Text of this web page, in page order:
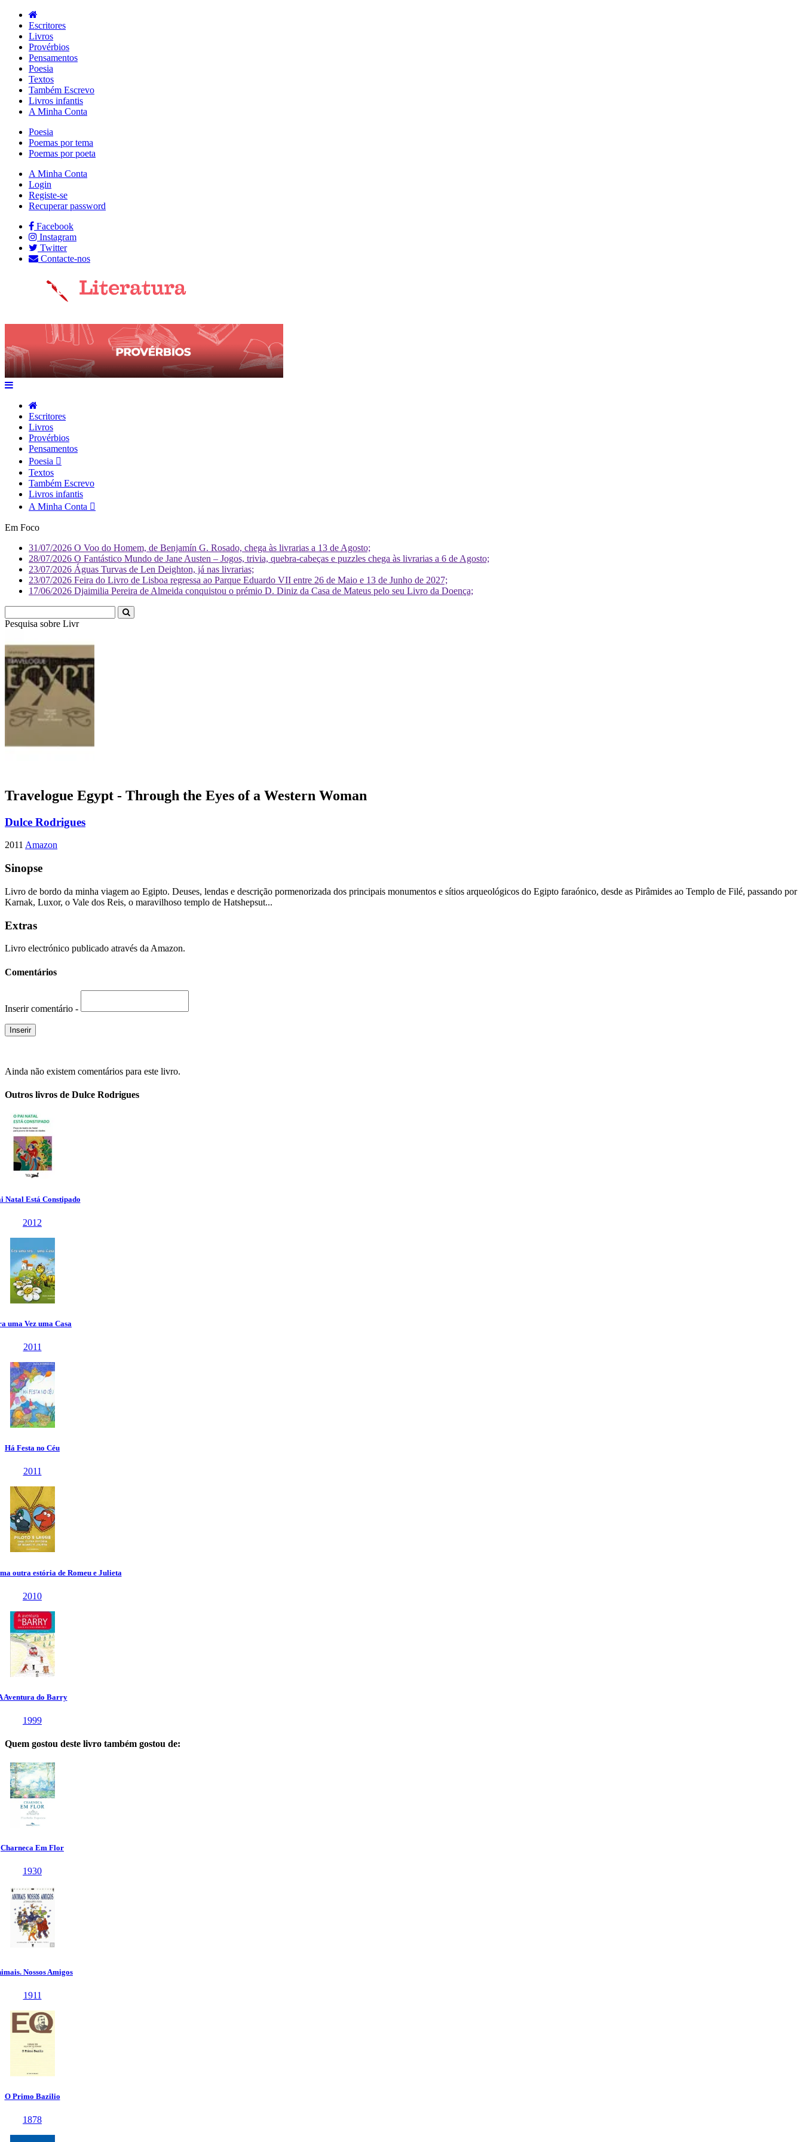
Escritores
Livros
Provérbios
Pensamentos
Poesia
Textos
Também Escrevo
Livros infantis
A Minha Conta
Poesia
Poemas por tema
Poemas por poeta
A Minha Conta
Login
Registe-se
Recuperar password
Facebook
Instagram
Twitter
Contacte-nos
Escritores
Livros
Provérbios
Pensamentos
Poesia
Textos
Também Escrevo
Livros infantis
A Minha Conta
Em Foco
31/07/2026 O Voo do Homem, de Benjamín G. Rosado, chega às livrarias a 13 de Agosto;
28/07/2026 O Fantástico Mundo de Jane Austen – Jogos, trivia, quebra-cabeças e puzzles chega às livrarias a 6 de Agosto;
23/07/2026 Águas Turvas de Len Deighton, já nas livrarias;
23/07/2026 Feira do Livro de Lisboa regressa ao Parque Eduardo VII entre 26 de Maio e 13 de Junho de 2027;
17/06/2026 Djaimilia Pereira de Almeida conquistou o prémio D. Diniz da Casa de Mateus pelo seu Livro da Doença;
Pesquisa sobre
Travelogue Egypt - Through the Eyes of a Western Woman
Dulce Rodrigues
2011 Amazon
Sinopse
Livro de bordo da minha viagem ao Egipto. Deuses, lendas e descrição pormenorizada dos principais monumentos e sítios arqueológicos do Egipto faraónico, desde as Pirâmides ao Templo de Filé, passando por
Karnak, Luxor, o Vale dos Reis, o maravilhoso templo de Hatshepsut...
Extras
Livro electrónico publicado através da Amazon.
Comentários
Inserir comentário -
Ainda não existem comentários para este livro.
Outros livros de Dulce Rodrigues
Quem gostou deste livro também gostou de: